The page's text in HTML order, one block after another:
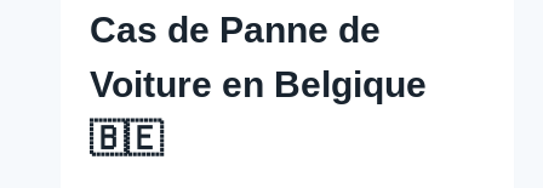
Cas de Panne de
Voiture en Belgique
🇧🇪 ️